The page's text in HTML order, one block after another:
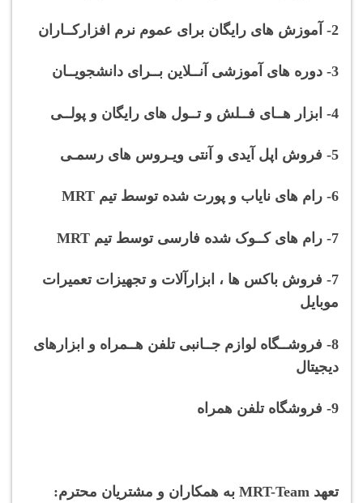
2- آموزش های رایگان برای عموم نرم افزارکــاران
3- دوره های آموزشی آنــلاین بــرای دانشجویــان
4- ابزار هــای فــلش و تــول های رایگان و پولــی
5- فروش اپل آیدی و آنتی ویـروس های رسمـی
6- رام های نایاب و پورت شده توسط تیم MRT
7- رام های کــوک شده فارسی توسط تیم MRT
7- فروش باکس ها ، ابزارآلات و تجهیزات تعمیرات
موبایل
8- فروشــگاه لوازم جــانبی تلفن هــمراه و ابزارهای
دیجیتال
9- فروشگاه تلفن همراه
تعهد M RT-Team به همکاران و مشتریان محترم: